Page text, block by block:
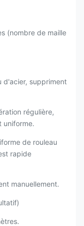
(nombre de maille
d'acier, suppriment
régulière,
uniforme.
de rouleau
rapide
manuellement.